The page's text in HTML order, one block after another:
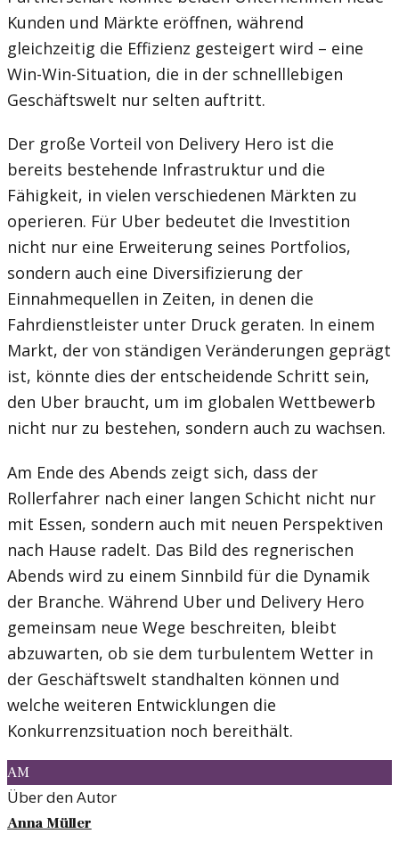
Kunden und Märkte eröffnen, während
gleichzeitig die Effizienz gesteigert wird – eine
Win-Win-Situation, die in der schnelllebigen
Geschäftswelt nur selten auftritt.
Der große Vorteil von Delivery Hero ist die
bereits bestehende Infrastruktur und die
Fähigkeit, in vielen verschiedenen Märkten zu
operieren. Für Uber bedeutet die Investition
nicht nur eine Erweiterung seines Portfolios,
sondern auch eine Diversifizierung der
Einnahmequellen in Zeiten, in denen die
Fahrdienstleister unter Druck geraten. In einem
Markt, der von ständigen Veränderungen geprägt
ist, könnte dies der entscheidende Schritt sein,
den Uber braucht, um im globalen Wettbewerb
nicht nur zu bestehen, sondern auch zu wachsen.
Am Ende des Abends zeigt sich, dass der
Rollerfahrer nach einer langen Schicht nicht nur
mit Essen, sondern auch mit neuen Perspektiven
nach Hause radelt. Das Bild des regnerischen
Abends wird zu einem Sinnbild für die Dynamik
der Branche. Während Uber und Delivery Hero
gemeinsam neue Wege beschreiten, bleibt
abzuwarten, ob sie dem turbulentem Wetter in
der Geschäftswelt standhalten können und
welche weiteren Entwicklungen die
Konkurrenzsituation noch bereithält.
AM
Über den Autor
Anna Müller